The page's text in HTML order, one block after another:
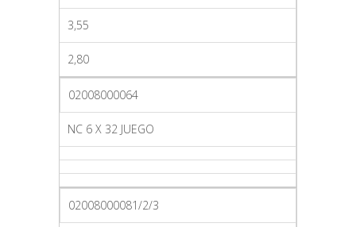
3,55
2,80
02008000064
NC 6 X 32 JUEGO
02008000081/2/3